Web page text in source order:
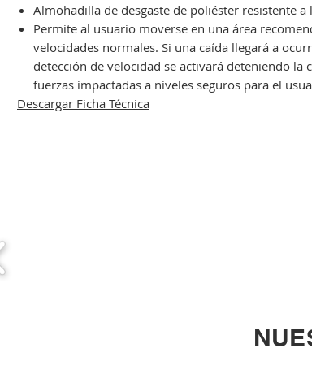
Almohadilla de desgaste de poliéster resistente a
Permite al usuario moverse en una área
velocidades normales. Si una caída llegará a
detección de velocidad se activará deteniendo la
fuerzas impactadas a niveles seguros para el
Descargar Ficha Técnica